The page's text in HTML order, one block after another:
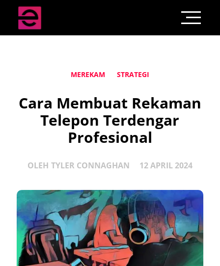
MEREKAM STRATEGI
Cara Membuat Rekaman
Telepon Terdengar
Profesional
OLEH TYLER CONNAGHAN 12 APRIL 2024